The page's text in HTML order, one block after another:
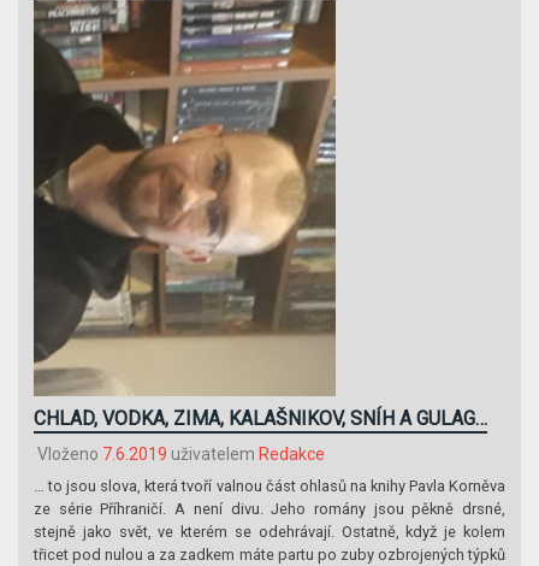
CHLAD, VODKA, ZIMA, KALAŠNIKOV, SNÍH A GULAG…
Vloženo 7.6.2019 uživatelem Redakce
… to jsou slova, která tvoří valnou část ohlasů na knihy Pavla Korněva
ze série Příhraničí. A není divu. Jeho romány jsou pěkně drsné,
stejně jako svět, ve kterém se odehrávají. Ostatně, když je kolem
třicet pod nulou a za zadkem máte partu po zuby ozbrojených týpků